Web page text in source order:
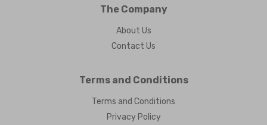
The Company
About Us
Contact Us
Terms and Conditions
Terms and Conditions
Privacy Policy